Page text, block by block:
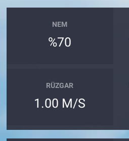
NEM
%70
RÜZGAR
1.00 M/S